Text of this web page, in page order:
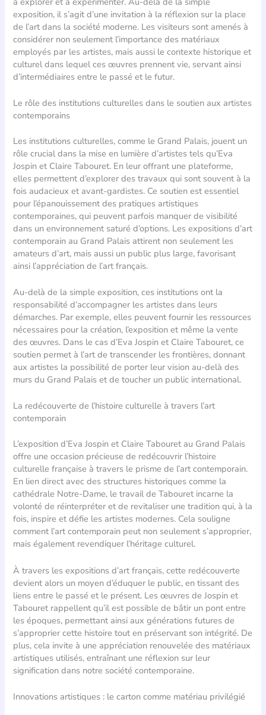
exposition, il s’agit d’une invitation à la réflexion sur la place
de l’art dans la société moderne. Les visiteurs sont amenés à
considérer non seulement l’importance des matériaux
employés par les artistes, mais aussi le contexte historique et
culturel dans lequel ces œuvres prennent vie, servant ainsi
d’intermédiaires entre le passé et le futur.
Le rôle des institutions culturelles dans le soutien aux artistes
contemporains
Les institutions culturelles, comme le Grand Palais, jouent un
rôle crucial dans la mise en lumière d’artistes tels qu’Eva
Jospin et Claire Tabouret. En leur offrant une plateforme,
elles permettent d’explorer des travaux qui sont souvent à la
fois audacieux et avant-gardistes. Ce soutien est essentiel
pour l’épanouissement des pratiques artistiques
contemporaines, qui peuvent parfois manquer de visibilité
dans un environnement saturé d’options. Les expositions d’art
contemporain au Grand Palais attirent non seulement les
amateurs d’art, mais aussi un public plus large, favorisant
ainsi l’appréciation de l’art français.
Au-delà de la simple exposition, ces institutions ont la
responsabilité d’accompagner les artistes dans leurs
démarches. Par exemple, elles peuvent fournir les ressources
nécessaires pour la création, l’exposition et même la vente
des œuvres. Dans le cas d’Eva Jospin et Claire Tabouret, ce
soutien permet à l’art de transcender les frontières, donnant
aux artistes la possibilité de porter leur vision au-delà des
murs du Grand Palais et de toucher un public international.
La redécouverte de l’histoire culturelle à travers l’art
contemporain
L’exposition d’Eva Jospin et Claire Tabouret au Grand Palais
offre une occasion précieuse de redécouvrir l’histoire
culturelle française à travers le prisme de l’art contemporain.
En lien direct avec des structures historiques comme la
cathédrale Notre-Dame, le travail de Tabouret incarne la
volonté de réinterpréter et de revitaliser une tradition qui, à la
fois, inspire et défie les artistes modernes. Cela souligne
comment l’art contemporain peut non seulement s’approprier,
mais également revendiquer l’héritage culturel.
À travers les expositions d’art français, cette redécouverte
devient alors un moyen d’éduquer le public, en tissant des
liens entre le passé et le présent. Les œuvres de Jospin et
Tabouret rappellent qu’il est possible de bâtir un pont entre
les époques, permettant ainsi aux générations futures de
s’approprier cette histoire tout en préservant son intégrité. De
plus, cela invite à une appréciation renouvelée des matériaux
artistiques utilisés, entraînant une réflexion sur leur
signification dans notre société contemporaine.
Innovations artistiques : le carton comme matériau privilégié